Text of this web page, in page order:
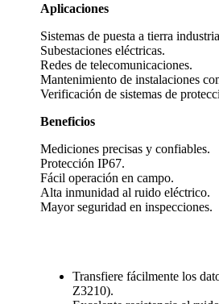
Aplicaciones
Sistemas de puesta a tierra
Subestaciones eléctricas.
Redes de telecomunicaciones.
Mantenimiento de instalaciones
Verificación de sistemas de
Beneficios
Mediciones precisas y confiables.
Protección IP67.
Fácil operación en campo.
Alta inmunidad al ruido eléctrico.
Mayor seguridad en inspecciones.
Transfiere fácilmente los
Z3210).